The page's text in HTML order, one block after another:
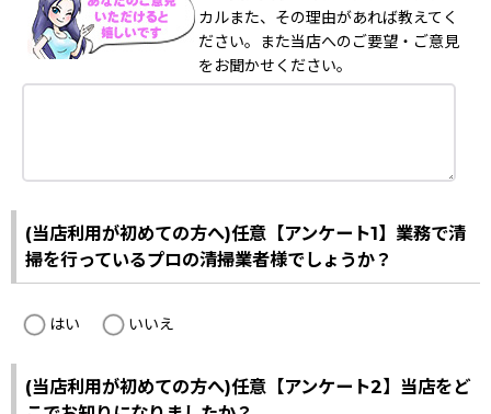
カルまた、その理由があれば教えてく
ださい。また当店へのご要望・ご意見
をお聞かせください。
(当店利用が初めての方へ)任意【アンケート1】業務で清
掃を行っているプロの清掃業者様でしょうか？
はい いいえ
(当店利用が初めての方へ)任意【アンケート2】当店をど